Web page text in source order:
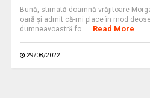
Bună, stimată doamnă vrăjitoare
oară şi admit că-mi place în mod
dumneavoastră fo ...
Read More
29/08/2022